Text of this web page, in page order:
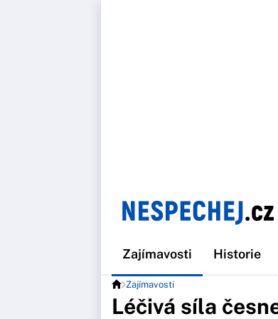
Zajímavosti Historie
Zajímavosti
Léčivá síla